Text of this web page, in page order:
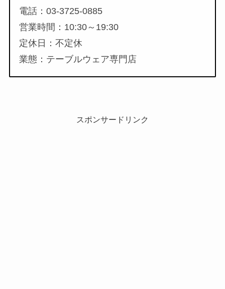
電話：03-3725-0885
営業時間：10:30～19:30
定休日：不定休
業態：テーブルウェア専門店
スポンサードリンク